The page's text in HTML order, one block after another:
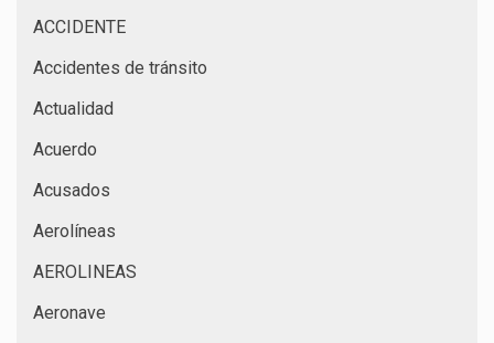
ACCIDENTE
Accidentes de tránsito
Actualidad
Acuerdo
Acusados
Aerolíneas
AEROLINEAS
Aeronave